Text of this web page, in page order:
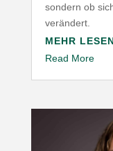
sondern ob
verändert.
MEHR
Read More